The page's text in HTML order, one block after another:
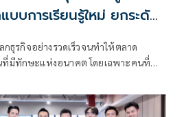
บการเรียนรู้ใหม่ ยกระดับ
น บูรณาการความรู้จากภาค
ลัย สร้าง “ทุนมนุษย์” ปิด
กธุรกิจอย่างรวดเร็วจนทำให้ตลาด
ที่มีทักษะแห่งอนาคต โดยเฉพาะคนที่
เรชั่น โดย ทรู ดิจิทัล อคาเดมี ได้ร่วมมือ
ม โดย